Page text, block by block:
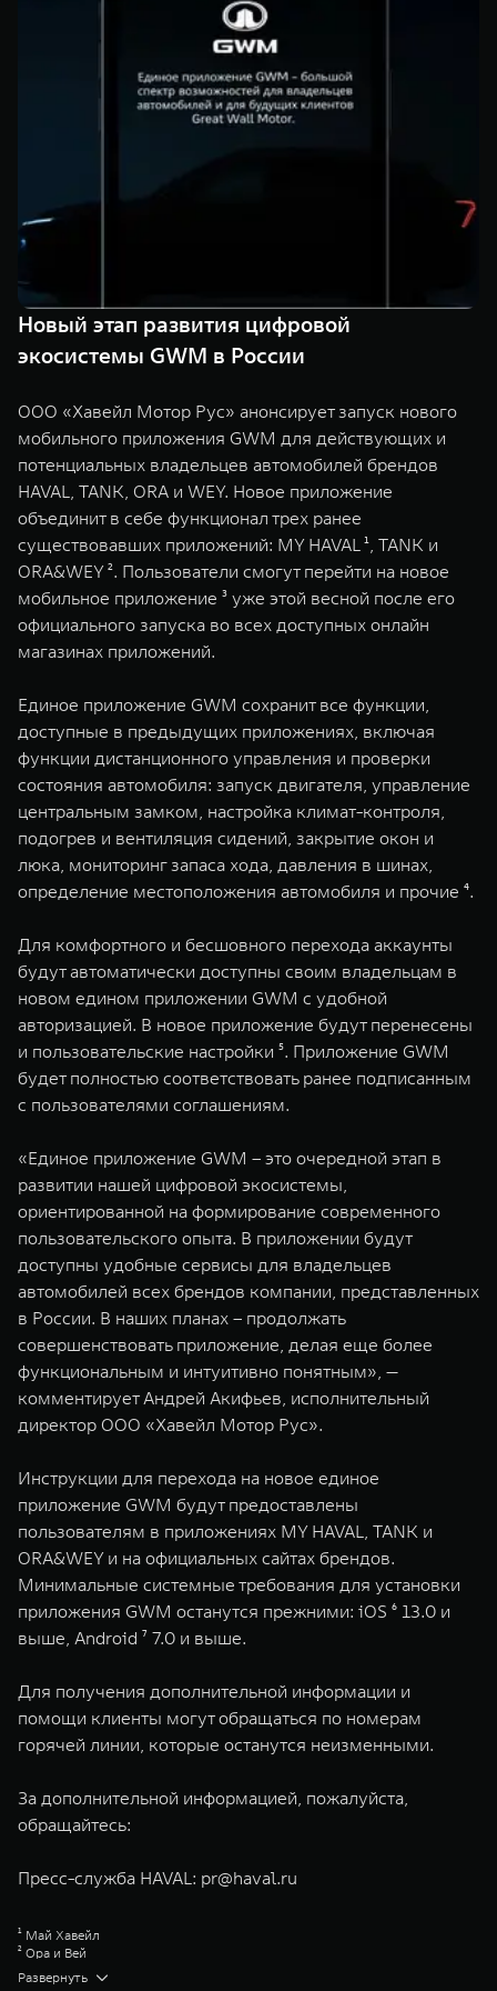
TANK 500
Веди за собой
от 6 499 000 ₽
TANK 700
WEY 07
Расширяя границы комфорта
от 6 149 000 ₽
Эстетика
от 5 699
WEY 80
Масштаб возможностей
от 6 449 000 ₽
WEY 80
Масштаб
от 8 099
Корпоративным клиентам
TANK Кредит
TANK Лизинг
TANK Страхование
Специальные предложения
Моторные масла
Цифровые сервисы TANK
Подписки
Новый этап развития цифровой
экосистемы GWM в России
ООО «Хавейл Мотор Рус» анонсирует запуск нового
мобильного приложения GWM для действующих и
потенциальных владельцев автомобилей брендов
HAVAL, TANK, ORA и WEY. Новое приложение
объединит в себе функционал трех ранее
существовавших приложений: MY HAVAL ¹, TANK и
ORA&WEY ². Пользователи смогут перейти на новое
мобильное приложение ³ уже этой весной после его
официального запуска во всех доступных онлайн
магазинах приложений.
Единое приложение GWM сохранит все функции,
доступные в предыдущих приложениях, включая
функции дистанционного управления и проверки
состояния автомобиля: запуск двигателя, управление
центральным замком, настройка климат-контроля,
подогрев и вентиляция сидений, закрытие окон и
люка, мониторинг запаса хода, давления в шинах,
определение местоположения автомобиля и прочие ⁴.
Для комфортного и бесшовного перехода аккаунты
будут автоматически доступны своим владельцам в
новом едином приложении GWM с удобной
авторизацией. В новое приложение будут перенесены
и пользовательские настройки ⁵. Приложение GWM
будет полностью соответствовать ранее подписанным
с пользователями соглашениям.
«Единое приложение GWM – это очередной этап в
развитии нашей цифровой экосистемы,
ориентированной на формирование современного
пользовательского опыта. В приложении будут
доступны удобные сервисы для владельцев
автомобилей всех брендов компании, представленных
в России. В наших планах – продолжать
совершенствовать приложение, делая еще более
функциональным и интуитивно понятным», —
комментирует Андрей Акифьев, исполнительный
директор ООО «Хавейл Мотор Рус».
Инструкции для перехода на новое единое
приложение GWM будут предоставлены
пользователям в приложениях MY HAVAL, TANK и
ORA&WEY и на официальных сайтах брендов.
Минимальные системные требования для установки
приложения GWM останутся прежними: iOS ⁶ 13.0 и
выше, Android ⁷ 7.0 и выше.​
Для получения дополнительной информации и
помощи клиенты могут обращаться по номерам
горячей линии, которые останутся неизменными.
За дополнительной информацией, пожалуйста,
обращайтесь:
Пресс-служба HAVAL: pr@haval.ru
¹ Май Хавейл
² Ора и Вей
³ Приложения TANK и ORA&WEY перестанут работать после обновления,
Развернуть